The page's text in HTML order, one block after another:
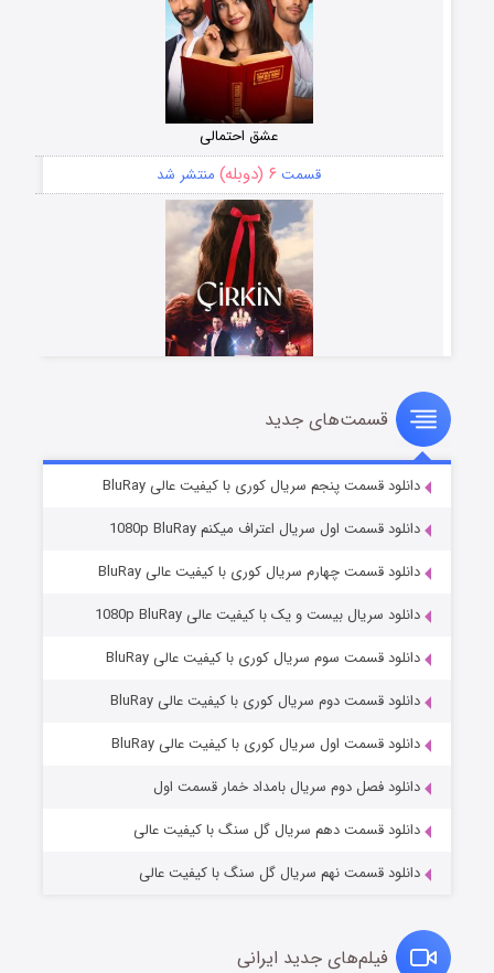
عشق احتمالی
قسمت ۶ (دوبله) منتشر شد
سریال زشت
قسمت۵ (زیرنویس) منتشر شد
وستی ها
قسمت۱ (زیرنویس) منتشر شد
قسمت‌های جدید
دانلود قسمت پنجم سریال کوری با کیفیت عالی BluRay
دانلود قسمت اول سریال اعتراف میکنم 1080p BluRay
دانلود قسمت چهارم سریال کوری با کیفیت عالی BluRay
دانلود سریال بیست و یک با کیفیت عالی 1080p BluRay
دانلود قسمت سوم سریال کوری با کیفیت عالی BluRay
دانلود قسمت دوم سریال کوری با کیفیت عالی BluRay
دانلود قسمت اول سریال کوری با کیفیت عالی BluRay
دانلود فصل دوم سریال بامداد خمار قسمت اول
دانلود قسمت دهم سریال گل سنگ با کیفیت عالی
دانلود قسمت نهم سریال گل سنگ با کیفیت عالی
فیلم‌های جدید ایرانی